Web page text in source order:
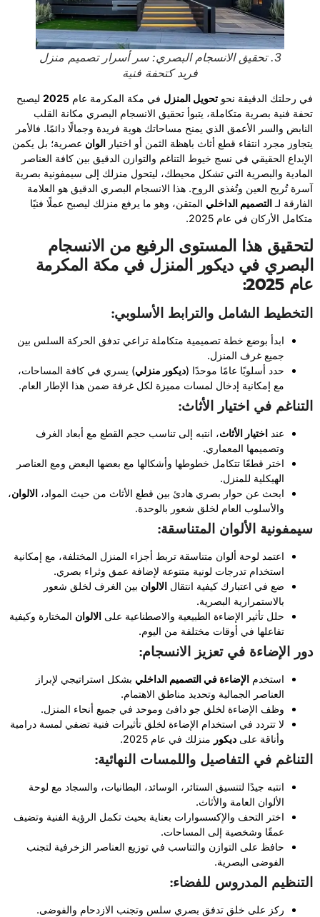
3. تحقيق الانسجام البصري: سر أسرار تصميم منزل
فريد كتحفة فنية
في رحلتك الدقيقة نحو تحويل المنزل في مكة المكرمة عام 2025 ليصبح
تحفة فنية بصرية متكاملة، يتبوأ تحقيق الانسجام البصري مكانة القلب
النابض والسر الأعمق الذي يمنح مساحاتك هوية فريدة وجمالًا دائمًا. فالأمر
يتجاوز مجرد انتقاء قطع أثاث باهظة الثمن أو اختيار
الوان عصرية؛ بل يكمن
الإبداع الحقيقي في نسج خيوط التناغم والتوازن الدقيق بين كافة العناصر
المادية والبصرية التي تشكل محيطك، ليتحول منزلك إلى سيمفونية بصرية
آسرة تُريح العين وتُغذي الروح. هذا الانسجام البصري الدقيق هو العلامة
الفارقة لـ التصميم الداخلي المتقن، وهو ما يرفع منزلك ليصبح عملًا فنيًا
متكامل الأركان في عام 2025.
لتحقيق هذا المستوى الرفيع من الانسجام
البصري في ديكور المنزل في مكة المكرمة
عام 2025:
التخطيط الشامل والترابط الأسلوبي:
ابدأ بوضع خطة تصميمية متكاملة تراعي تدفق الحركة السلس بين
جميع غرف المنزل.
حدد أسلوبًا عامًا موحدًا (ديكور منزلي) يسري في كافة المساحات،
مع إمكانية إدخال لمسات مميزة لكل غرفة ضمن هذا الإطار العام.
التناغم في اختيار الأثاث:
عند اختيار الأثاث، انتبه إلى تناسب حجم القطع مع أبعاد الغرف
وتصميمها المعماري.
اختر قطعًا تتكامل خطوطها وأشكالها مع بعضها البعض ومع العناصر
الهيكلية للمنزل.
ابحث عن حوار بصري هادئ بين قطع الأثاث من حيث المواد، الالوان،
والأسلوب العام لخلق شعور بالوحدة.
سيمفونية الألوان المتناسقة:
اعتمد لوحة ألوان متناسقة تربط أجزاء المنزل المختلفة، مع إمكانية
استخدام تدرجات لونية متنوعة لإضافة عمق وثراء بصري.
ضع في اعتبارك كيفية انتقال الالوان بين الغرف لخلق شعور
بالاستمرارية البصرية.
حلل تأثير الإضاءة الطبيعية والاصطناعية على الالوان المختارة وكيفية
تفاعلها في أوقات مختلفة من اليوم.
دور الإضاءة في تعزيز الانسجام:
استخدم الإضاءة في التصميم الداخلي بشكل استراتيجي لإبراز
العناصر الجمالية وتحديد مناطق الاهتمام.
وظف الإضاءة لخلق جو دافئ وموحد في جميع أنحاء المنزل.
لا تتردد في استخدام الإضاءة لخلق تأثيرات فنية تضفي لمسة درامية
وأناقة على ديكور منزلك في عام 2025.
التناغم في التفاصيل واللمسات النهائية:
انتبه جيدًا لتنسيق الستائر، الوسائد، البطانيات، والسجاد مع لوحة
الألوان العامة والأثاث.
اختر التحف والإكسسوارات بعناية بحيث تكمل الرؤية الفنية وتضيف
عمقًا وشخصية إلى المساحات.
حافظ على التوازن والتناسب في توزيع العناصر الزخرفية لتجنب
الفوضى البصرية.
التنظيم المدروس للفضاء:
ركز على خلق تدفق بصري سلس وتجنب الازدحام والفوضى.